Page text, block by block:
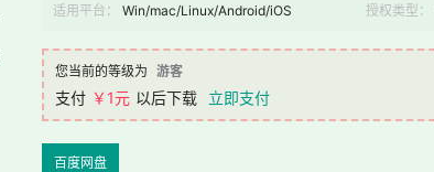
适用平台：
Win/mac/Linux/Android/iOS 授权类型：
您当前的等级为 游客
支付 ￥1元 以后下载 立即支付
百度网盘